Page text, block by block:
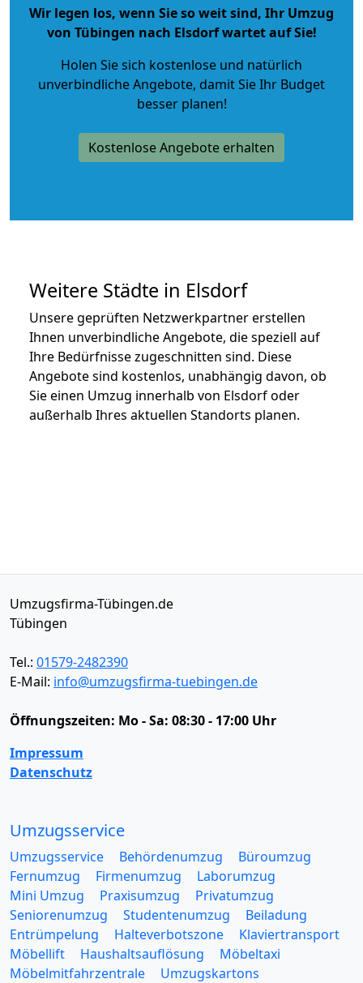
Wir legen los, wenn Sie so weit sind, Ihr Umzug
von Tübingen nach Elsdorf wartet auf Sie!
Holen Sie sich kostenlose und natürlich
unverbindliche Angebote, damit Sie Ihr Budget
besser planen!
Kostenlose Angebote erhalten
Weitere Städte in Elsdorf
Unsere geprüften Netzwerkpartner erstellen
Ihnen unverbindliche Angebote, die speziell auf
Ihre Bedürfnisse zugeschnitten sind. Diese
Angebote sind kostenlos, unabhängig davon, ob
Sie einen Umzug innerhalb von Elsdorf oder
außerhalb Ihres aktuellen Standorts planen.
Umzugsfirma-Tübingen.de
Tübingen
Tel.: 01579-2482390
E-Mail: info@umzugsfirma-tuebingen.de
Öffnungszeiten: Mo - Sa: 08:30 - 17:00 Uhr
Impressum
Datenschutz
Umzugsservice
Umzugsservice Behördenumzug
Büroumzug
Fernumzug
Firmenumzug
Laborumzug
Mini Umzug
Praxisumzug
Privatumzug
Seniorenumzug
Studentenumzug
Beiladung
Entrümpelung
Halteverbotszone
Klaviertransport
Möbellift
Haushaltsauflösung
Möbeltaxi
Möbelmitfahrzentrale
Umzugskartons